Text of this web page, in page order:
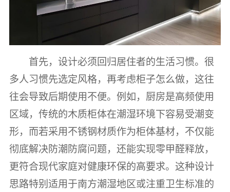
首先，设计必须回归居住者的生活习惯。很
多人习惯先选定风格，再考虑柜子怎么做，这往
往会导致后期使用不便。例如，厨房是高频使用
区域，传统的木质柜体在潮湿环境下容易受潮变
形，而若采用不锈钢材质作为柜体基材，不仅能
彻底解决防潮防腐问题，还能实现零甲醛释放，
更符合现代家庭对健康环保的高要求。这种设计
思路特别适用于南方潮湿地区或注重卫生标准的